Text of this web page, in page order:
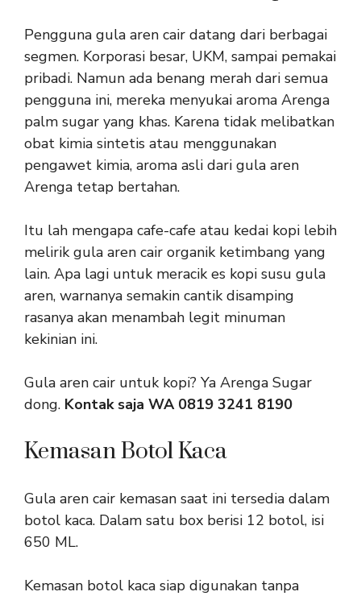
Pengguna gula aren cair datang dari berbagai
segmen. Korporasi besar, UKM, sampai pemakai
pribadi. Namun ada benang merah dari semua
pengguna ini, mereka menyukai aroma Arenga
palm sugar yang khas. Karena tidak melibatkan
obat kimia sintetis atau menggunakan
pengawet kimia, aroma asli dari gula aren
Arenga tetap bertahan.
Itu lah mengapa cafe-cafe atau kedai kopi lebih
melirik gula aren cair organik ketimbang yang
lain. Apa lagi untuk meracik es kopi susu gula
aren, warnanya semakin cantik disamping
rasanya akan menambah legit minuman
kekinian ini.
Gula aren cair untuk kopi? Ya Arenga Sugar
dong. Kontak saja WA 0819 3241 8190
Kemasan Botol Kaca
Gula aren cair kemasan saat ini tersedia dalam
botol kaca. Dalam satu box berisi 12 botol, isi
650 ML.
Kemasan botol kaca siap digunakan tanpa